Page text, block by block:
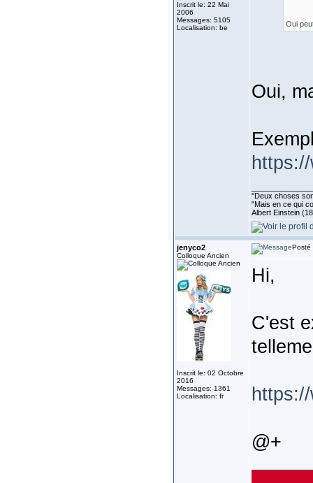
Inscrit le: 22 Mai
2006
Messages: 5105
Localisation: be
Oui
Oui,
''Deux choses
"Mais en ce qui
Albert Einstein
jenyco2
Colloque Ancien
Inscrit le: 02 Octobre
2016
Messages: 1361
Localisation: fr
Posté
Hi,
C'est
@+